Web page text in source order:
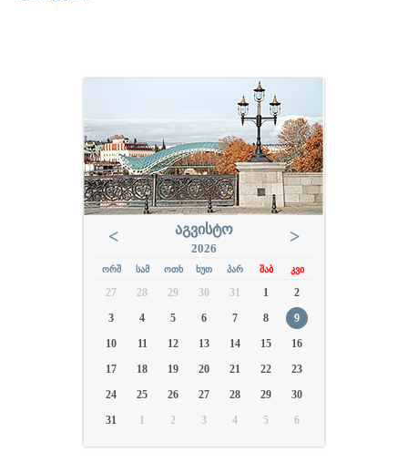
< ᲐᲒᲕᲘᲡᲢᲝ
2026
>
ᲝᲠᲨ ᲡᲐᲛ ᲝᲗᲮ ᲮᲣᲗ ᲞᲐᲠ ᲨᲐᲑ ᲙᲕᲘ
27 28 29 30 31 1
2
3
4 5 6 7 8
9
10
11 12 13 14 15
16
17
18 19 20 21 22
23
24
25 26 27 28 29
30
31
1 2 3 4 5 6